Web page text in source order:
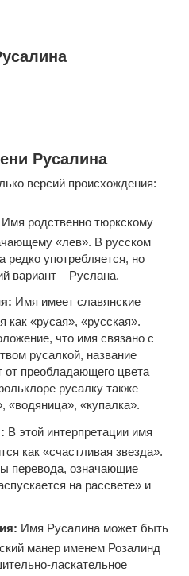
Русалина
версий происхождения:
Имя родственно тюркскому
«лев». В русском
редко употребляется, но
вариант – Руслана.
Имя имеет славянские
как «русая», «русская».
что имя связано с
русалкой, название
от преобладающего цвета
русалку также
«водяница», «купалка».
В этой интерпретации имя
как «счастливая звезда».
перевода, означающие
на рассвете» и
Имя Русалина может быть
манер именем Розалинд
ласкательное